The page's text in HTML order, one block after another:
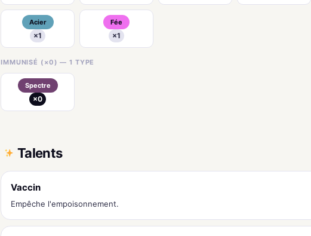
Acier
×1
Fée
×1
IMMUNISÉ (×0) — 1 TYPE
Spectre
×0
Talents
Vaccin
Empêche l'empoisonnement.